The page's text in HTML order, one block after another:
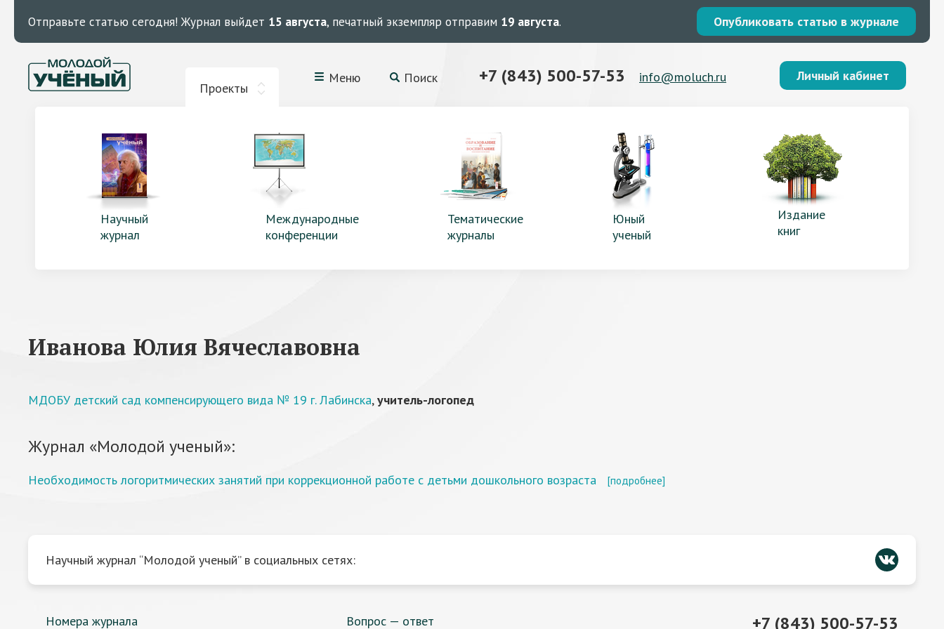
Отправьте статью сегодня! Журнал выйдет 15 августа, печатный экземпляр отправим 19 августа. Опубликовать статью в журнале
Проекты
Меню Поиск +7 (843) 500-57-53 info@moluch.ru Личный кабинет
Научный
журнал
Международные
конференции
Тематические
журналы
Юный
ученый
Издание
книг
Иванова Юлия Вячеславовна
МДОБУ детский сад компенсирующего вида № 19 г. Лабинска,учитель-логопед
Журнал «Молодой ученый»:
Необходимость логоритмических занятий при коррекционной работе с детьми дошкольного возраста [подробнее]
Научный журнал “Молодой ученый” в социальных сетях:
Номера журнала Вопрос — ответ +7 (843) 500-57-53